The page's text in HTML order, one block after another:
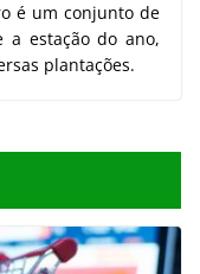
é um conjunto de
a estação do ano,
plantações.